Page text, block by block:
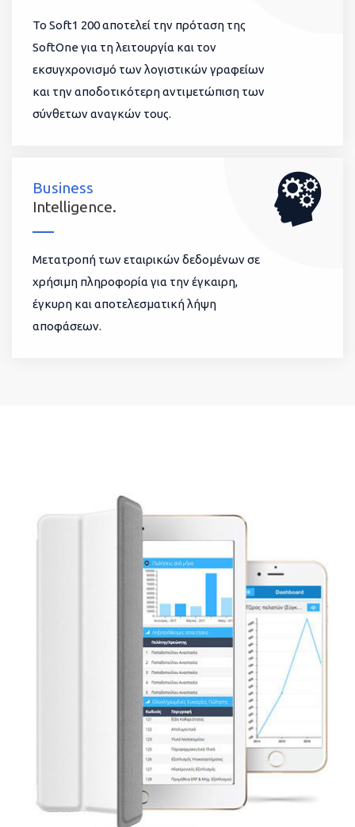
To Soft1 200 αποτελεί την πρόταση της
SoftOne για τη λειτουργία και τον
εκσυγχρονισμό των λογιστικών γραφείων
και την αποδοτικότερη αντιμετώπιση των
σύνθετων αναγκών τους.
Business
Intelligence.
Μετατροπή των εταιρικών δεδομένων σε
χρήσιμη πληροφορία για την έγκαιρη,
έγκυρη και αποτελεσματική λήψη
αποφάσεων.